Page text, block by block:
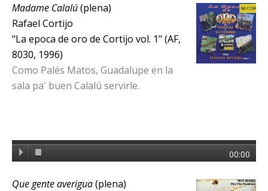
Madame Calalú(plena)
Rafael Cortijo
"La epoca de oro de Cortijo vol. 1" (AF,
8030, 1996)
Como Palés Matos, Guadalupe en la
sala pa' buen Calalú servirle.
00:00
Que gente averigua(plena)